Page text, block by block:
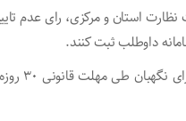
استان و مرکزی، رای عدم
داوطلب ثبت کنند.
به گفته